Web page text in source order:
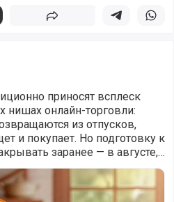
Поделиться Поделиться в
приносят всплеск
нишах онлайн-торговли:
из отпусков,
и покупает. Но подготовку к
заранее — в августе,
сезону осенью — и